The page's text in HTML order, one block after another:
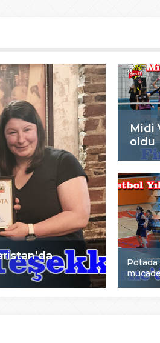
Midi
oldu
Potada